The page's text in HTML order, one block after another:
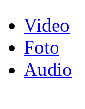
Video
Foto
Audio